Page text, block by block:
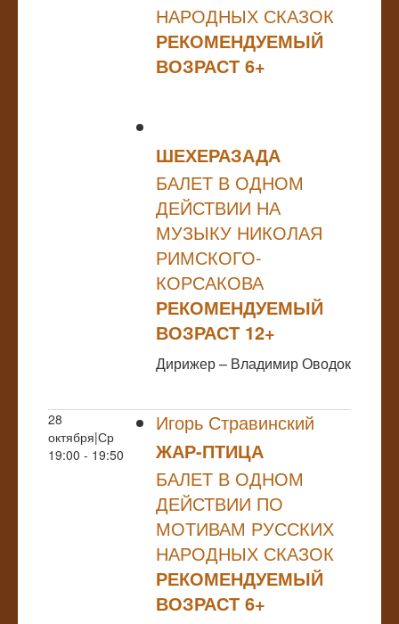
НАРОДНЫХ СКАЗОК
РЕКОМЕНДУЕМЫЙ
ВОЗРАСТ 6+
ШЕХЕРАЗАДА
БАЛЕТ В ОДНОМ
ДЕЙСТВИИ НА
МУЗЫКУ НИКОЛАЯ
РИМСКОГО-
КОРСАКОВА
РЕКОМЕНДУЕМЫЙ
ВОЗРАСТ 12+
Дирижер – Владимир Оводок
28
октября|Ср
19:00 - 19:50
Игорь Стравинский
ЖАР-ПТИЦА
БАЛЕТ В ОДНОМ
ДЕЙСТВИИ ПО
МОТИВАМ РУССКИХ
НАРОДНЫХ СКАЗОК
РЕКОМЕНДУЕМЫЙ
ВОЗРАСТ 6+